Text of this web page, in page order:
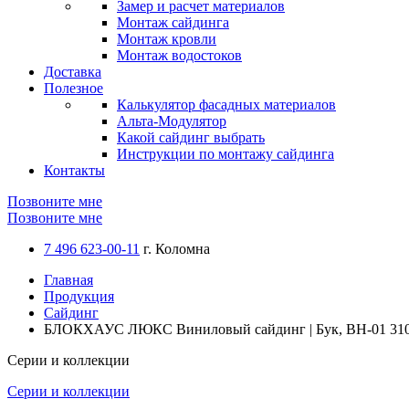
Замер и расчет материалов
Монтаж сайдинга
Монтаж кровли
Монтаж водостоков
Доставка
Полезное
Калькулятор фасадных материалов
Альта-Модулятор
Какой сайдинг выбрать
Инструкции по монтажу сайдинга
Контакты
Позвоните мне
Позвоните мне
7 496 623-00-11 г. Коломна
Главная
Продукция
Сайдинг
БЛОКХАУС ЛЮКС Виниловый сайдинг | Бук, ВН-01
Серии и коллекции
Серии и коллекции